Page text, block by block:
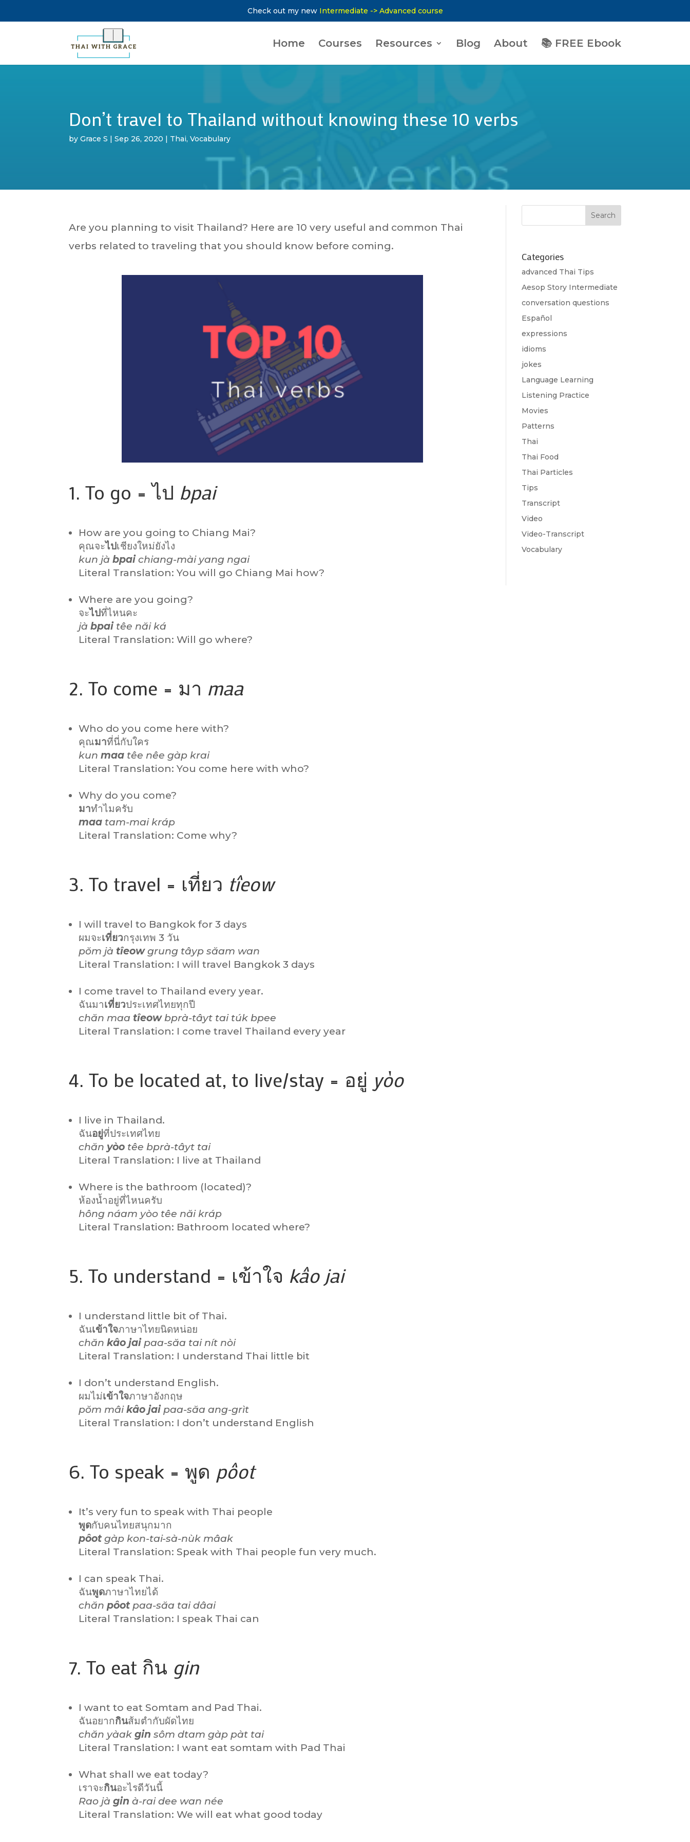
Check out my new Intermediate -> Advanced course
Home Courses Resources Blog About 📚 FREE Ebook
Don’t travel to Thailand without knowing these 10 verbs
byGrace S |Sep 26, 2020 | Thai,Vocabulary
Are you planning to visit Thailand? Here are 10 very useful and common Thai
verbs related to traveling that you should know before coming.
1. To go = ไป bpai
How are you going to Chiang Mai?
คุณจะไปเชียงใหม่ยังไง
kun jàbpaichiang-mài yang ngai
Literal Translation: You will go Chiang Mai how?
Where are you going?
จะไปที่ไหนคะ
jàbpaitêe năi ká
Literal Translation: Will go where?
2. To come = มา maa
Who do you come here with?
คุณมาที่นี่กับใคร
kunmaa têe nêe gàp krai
Literal Translation: You come here with who?
Why do you come?
มาทำไมครับ
maa tam-mai kráp
Literal Translation: Come why?
3. To travel = เที่ยว tîeow
I will travel to Bangkok for 3 days
ผมจะเที่ยวกรุงเทพ 3 วัน
pŏm jà tîeowgrung tâyp săam wan
Literal Translation: I will travel Bangkok 3 days
I come travel to Thailand every year.
ฉันมาเที่ยวประเทศไทยทุกปี
chăn maa tîeowbprà-tâyt tai túk bpee
Literal Translation: I come travel Thailand every year
4. To be located at, to live/stay = อยู่ yòo
I live in Thailand.
ฉันอยู่ที่ประเทศไทย
chăn yòo têe bprà-tâyt tai
Literal Translation: I live at Thailand
Where is the bathroom (located)?
ห้องน้ำอยู่ที่ไหนครับ
hông náam yòo têe năi kráp
Literal Translation: Bathroom located where?
5. To understand = เข้าใจ kâo jai
I understand little bit of Thai.
ฉันเข้าใจภาษาไทยนิดหน่อย
chănkâo jaipaa-săa tai nít nòi
Literal Translation: I understand Thai little bit
I don’t understand English.
ผมไม่เข้าใจภาษาอังกฤษ
pŏm mâikâo jaipaa-săa ang-grìt
Literal Translation: I don’t understand English
6. To speak = พูด pôot
It’s very fun to speak with Thai people
พูดกับคนไทยสนุกมาก
pôotgàp kon-tai-sà-nùk mâak
Literal Translation: Speak with Thai people fun very much.
I can speak Thai.
ฉันพูดภาษาไทยได้
chănpôotpaa-săa tai dâai
Literal Translation: I speak Thai can
7. To eat กิน gin
I want to eat Somtam and Pad Thai.
ฉันอยากกินส้มตำกับผัดไทย
chăn yàakgin sôm dtam gàp pàt tai
Literal Translation: I want eat somtam with Pad Thai
What shall we eat today?
เราจะกินอะไรดีวันนี้
Rao jàgin à-rai dee wan née
Literal Translation: We will eat what good today
Categories
advanced Thai Tips
Aesop Story Intermediate
conversation questions
Español
expressions
idioms
jokes
Language Learning
Listening Practice
Movies
Patterns
Thai
Thai Food
Thai Particles
Tips
Transcript
Video
Video-Transcript
Vocabulary